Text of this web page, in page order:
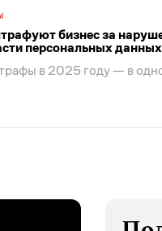
бизнес за
персональных данных
в 2025 году — в